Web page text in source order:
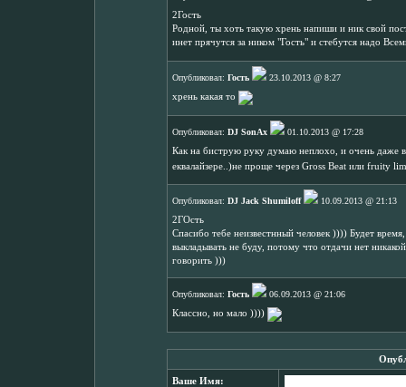
2Гость
Родной, ты хоть такую хрень напиши и ник свой
инет прячутся за ником "Гость" и стебутся надо
Опубликовал: Гость
23.10.2013 @ 8:27
хрень какая то
Опубликовал: DJ SonAx
01.10.2013 @ 17:28
Как на биструю руку думаю неплохо, и очень даже
еквалайзере..)не проще через Gross Beat или fruity
Опубликовал: DJ Jack Shumiloff
10.09.2013 @ 21:13
2ГОсть
Спасибо тебе неизвестнный человек )))) Будет
выкладывать не буду, потому что отдачи нет
говорить )))
Опубликовал: Гость
06.09.2013 @ 21:06
Классно, но мало ))))
Ваше Имя: